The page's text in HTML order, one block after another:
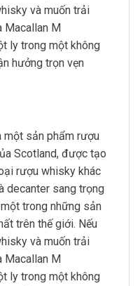
và muốn trải
Macallan M
ly trong một không
hưởng trọn vẹn
một sản phẩm rượu
Scotland, được tạo
rượu whisky khác
decanter sang trọng
trong những sản
trên thế giới. Nếu
và muốn trải
Macallan M
ly trong một không